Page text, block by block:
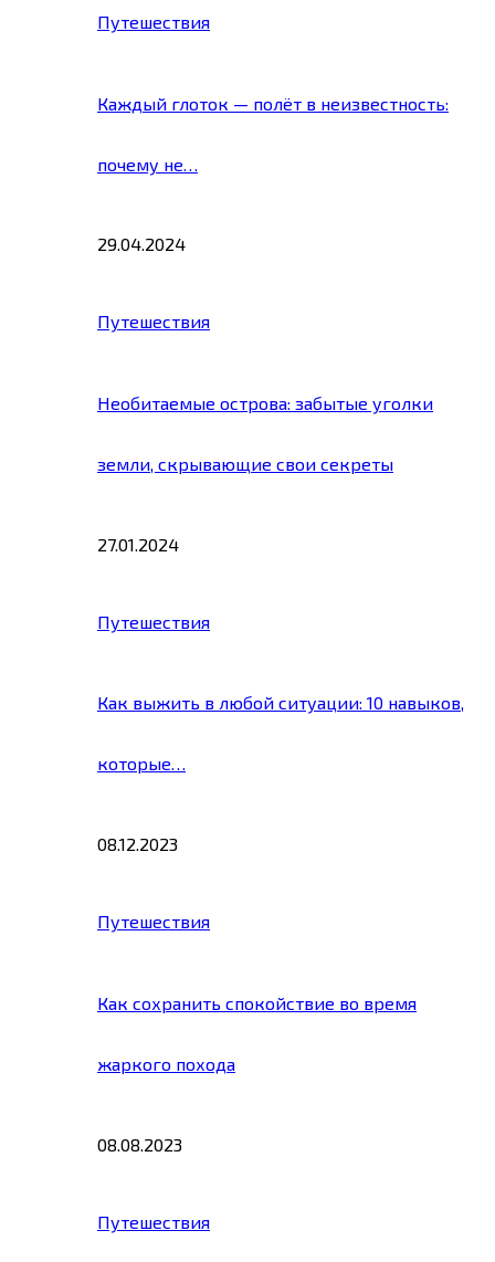
Путешествия
Каждый глоток — полёт в неизвестность:
почему не…
29.04.2024
Путешествия
Необитаемые острова: забытые уголки
земли, скрывающие свои секреты
27.01.2024
Путешествия
Как выжить в любой ситуации: 10 навыков,
которые…
08.12.2023
Путешествия
Как сохранить спокойствие во время
жаркого похода
08.08.2023
Путешествия